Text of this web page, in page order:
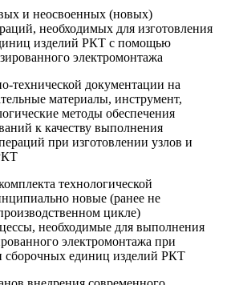
и неосвоенных (новых)
необходимых для изготовления
изделий РКТ с помощью
электромонтажа
технической документации на
материалы, инструмент,
методы обеспечения
к качеству выполнения
при изготовлении узлов и
технологической
новые (ранее не
цикле)
необходимые для выполнения
электромонтажа при
сборочных единиц изделий РКТ